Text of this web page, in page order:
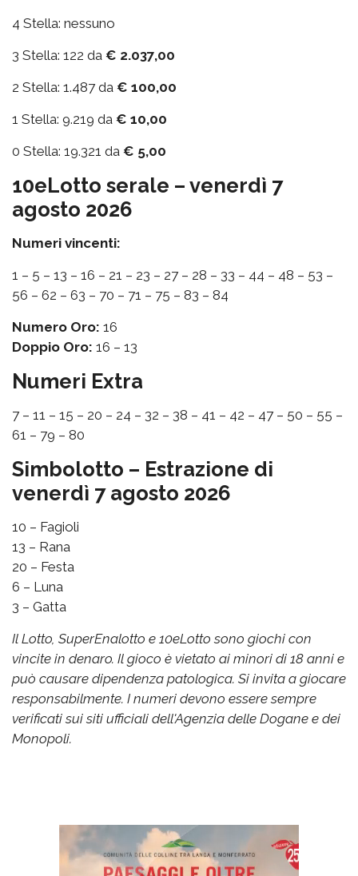
4 Stella: nessuno
3 Stella: 122 da € 2.037,00
2 Stella: 1.487 da € 100,00
1 Stella: 9.219 da € 10,00
0 Stella: 19.321 da € 5,00
10eLotto serale – venerdì 7
agosto 2026
Numeri vincenti:
1 – 5 – 13 – 16 – 21 – 23 – 27 – 28 – 33 – 44 – 48 – 53 –
56 – 62 – 63 – 70 – 71 – 75 – 83 – 84
Numero Oro: 16
Doppio Oro: 16 – 13
Numeri Extra
7 – 11 – 15 – 20 – 24 – 32 – 38 – 41 – 42 – 47 – 50 – 55 –
61 – 79 – 80
Simbolotto – Estrazione di
venerdì 7 agosto 2026
10 – Fagioli
13 – Rana
20 – Festa
6 – Luna
3 – Gatta
Il Lotto, SuperEnalotto e 10eLotto sono giochi con
vincite in denaro. Il gioco è vietato ai minori di 18 anni e
può causare dipendenza patologica. Si invita a giocare
responsabilmente. I numeri devono essere sempre
verificati sui siti ufficiali dell'Agenzia delle Dogane e dei
Monopoli.